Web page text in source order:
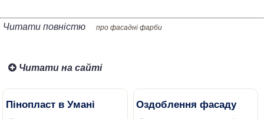
Читати повністю про фасадні фарби
Читати на сайті
Пінопласт в Умані Оздоблення фасаду